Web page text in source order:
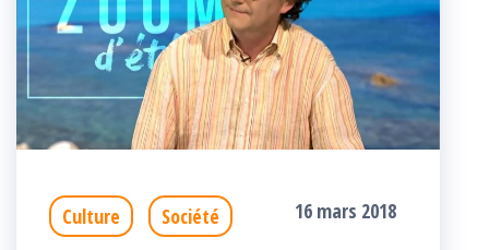
Culture Société 16 mars 2018